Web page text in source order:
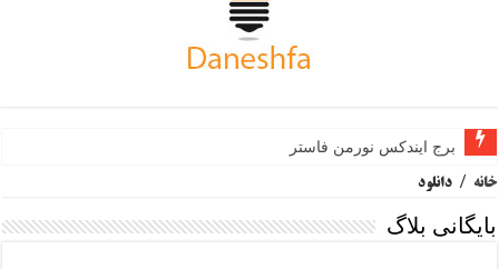
برج ایندکس نورمن فاستر
خانه / دانلود
بایگانی بلاگ